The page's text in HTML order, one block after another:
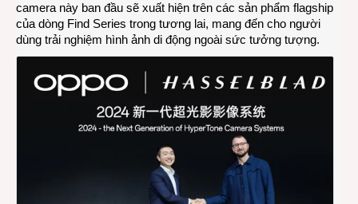
camera này ban đầu sẽ xuất hiện trên các sản phẩm flagship
của dòng Find Series trong tương lai, mang đến cho người
dùng trải nghiệm hình ảnh di động ngoài sức tưởng tượng.